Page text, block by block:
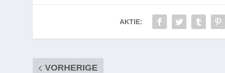
AKTIE:
VORHERIGE